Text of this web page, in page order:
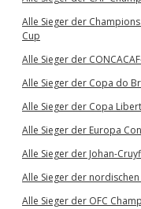
Alle Sieger der
Cup
Alle Sieger der
Alle Sieger der Copa do
Alle Sieger der Copa
Alle Sieger der Europa
Alle Sieger der Johan-
Alle Sieger der
Alle Sieger der OFC